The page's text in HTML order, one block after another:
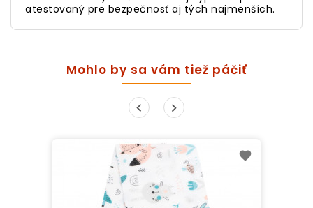
atestovaný pre bezpečnosť aj tých najmenších.
Mohlo by sa vám tiež páčiť